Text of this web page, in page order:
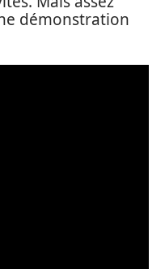
démonstration